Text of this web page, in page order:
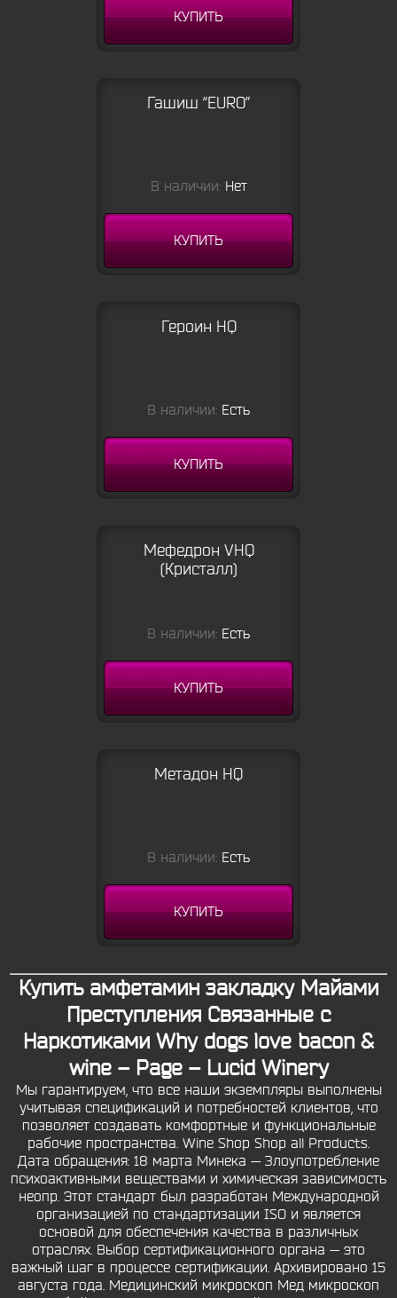
КУПИТЬ
Гашиш “EURO”
В наличии: Нет
КУПИТЬ
Героин HQ
В наличии: Есть
КУПИТЬ
Мефедрон VHQ
(Кристалл)
В наличии: Есть
КУПИТЬ
Метадон HQ
В наличии: Есть
КУПИТЬ
Купить амфетамин закладку Майами
Преступления Связанные с
Наркотиками Why dogs love bacon &
wine – Page – Lucid Winery
Мы гарантируем, что все наши экземпляры выполнены
учитывая спецификаций и потребностей клиентов, что
позволяет создавать комфортные и функциональные
рабочие пространства. Wine Shop Shop all Products.
Дата обращения: 18 марта Минека — Злоупотребление
психоактивными веществами и химическая зависимость
неопр. Этот стандарт был разработан Международной
организацией по стандартизации ISO и является
основой для обеспечения качества в различных
отраслях. Выбор сертификационного органа — это
важный шаг в процессе сертификации. Архивировано 15
августа года. Медицинский микроскоп Мед микроскоп